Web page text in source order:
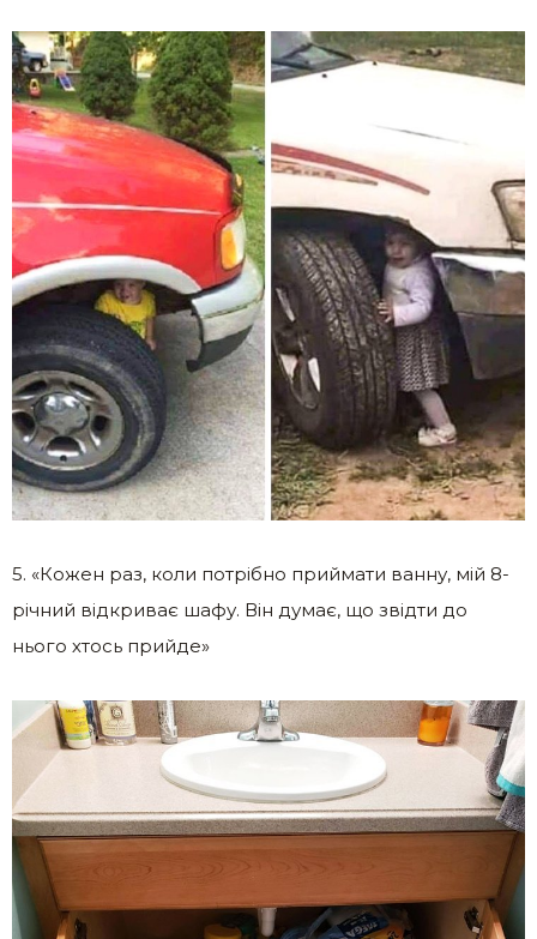
5. «Кожен раз, коли потрібно приймати ванну, мій 8-
річний відкриває шафу. Він думає, що звідти до
нього хтось прийде»